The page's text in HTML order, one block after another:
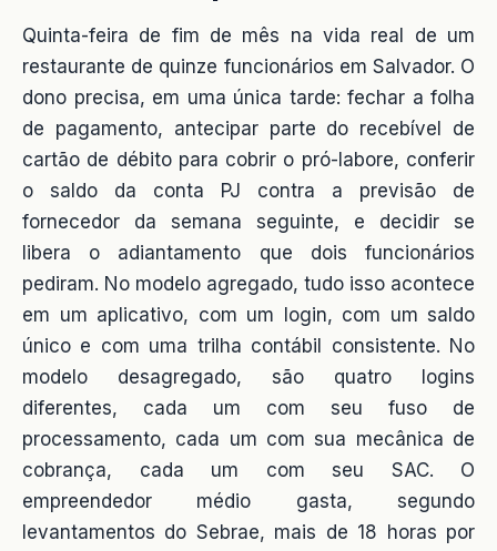
Quinta-feira de fim de mês na vida real de um
restaurante de quinze funcionários em Salvador. O
dono precisa, em uma única tarde: fechar a folha
de pagamento, antecipar parte do recebível de
cartão de débito para cobrir o pró-labore, conferir
o saldo da conta PJ contra a previsão de
fornecedor da semana seguinte, e decidir se
libera o adiantamento que dois funcionários
pediram. No modelo agregado, tudo isso acontece
em um aplicativo, com um login, com um saldo
único e com uma trilha contábil consistente. No
modelo desagregado, são quatro logins
diferentes, cada um com seu fuso de
processamento, cada um com sua mecânica de
cobrança, cada um com seu SAC. O
empreendedor médio gasta, segundo
levantamentos do Sebrae, mais de 18 horas por